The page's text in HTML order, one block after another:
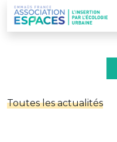
Skip
to
content
Toutes les actualités